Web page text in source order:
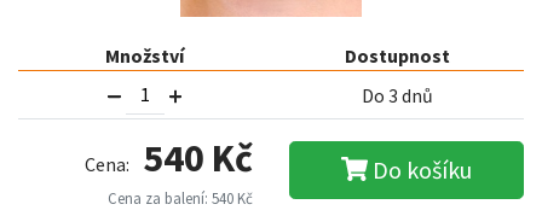
Množství
Dostupnost
Do 3 dnů
Cena: 540 Kč
Cena za balení: 540 Kč
Do košíku